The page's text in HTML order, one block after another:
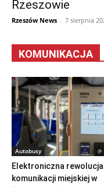
Rzeszowie
Rzeszów News - 7 sierpnia
KOMUNIKACJA
Autobusy
Elektroniczna rewolucja
komunikacji miejskiej w